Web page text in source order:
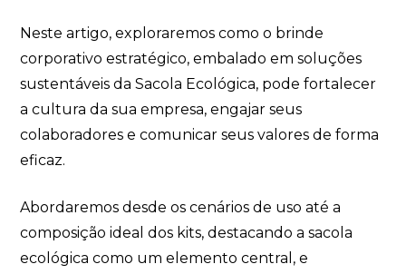
Neste artigo, exploraremos como o brinde
corporativo estratégico, embalado em soluções
sustentáveis da Sacola Ecológica, pode fortalecer
a cultura da sua empresa, engajar seus
colaboradores e comunicar seus valores de forma
eficaz.
Abordaremos desde os cenários de uso até a
composição ideal dos kits, destacando a sacola
ecológica como um elemento central, e